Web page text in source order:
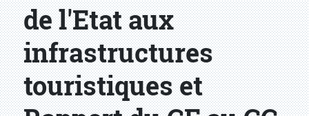
de l'Etat aux
infrastructures
touristiques et